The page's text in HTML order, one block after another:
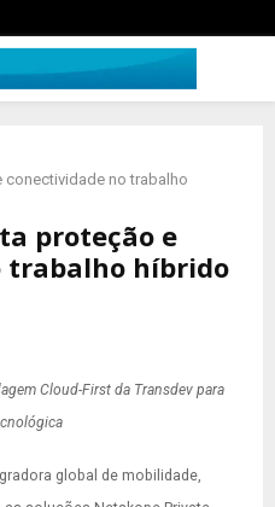
conectividade no trabalho
proteção e
trabalho híbrido
Cloud-First da Transdev para
global de mobilidade,